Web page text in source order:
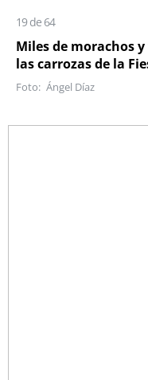
19 de 64
Miles de morachos
las carrozas de la
Ángel Díaz